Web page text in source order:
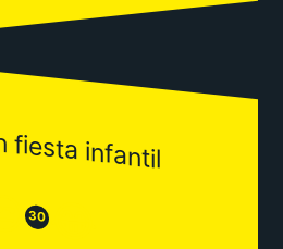
fiesta infantil
😒30😂